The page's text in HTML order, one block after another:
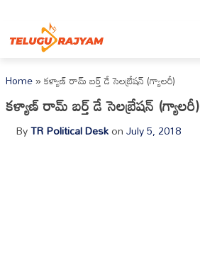
Home»కళ్యాణ్ రామ్ బర్త్ డే సెలబ్రేషన్ (గ్యాలరీ)
కళ్యాణ్ రామ్ బర్త్ డే సెలబ్రేషన్ (గ్యాలరీ)
ByTR Political DeskonJuly 5, 2018